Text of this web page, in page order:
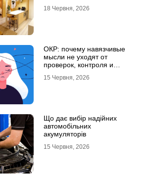
18 Червня, 2026
ОКР: почему навязчивые
мысли не уходят от
проверок, контроля и
15 Червня, 2026
Що дає вибір надійних
автомобільних
акумуляторів
15 Червня, 2026